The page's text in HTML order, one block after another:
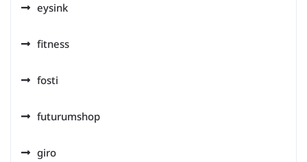
eysink
fitness
fosti
futurumshop
giro